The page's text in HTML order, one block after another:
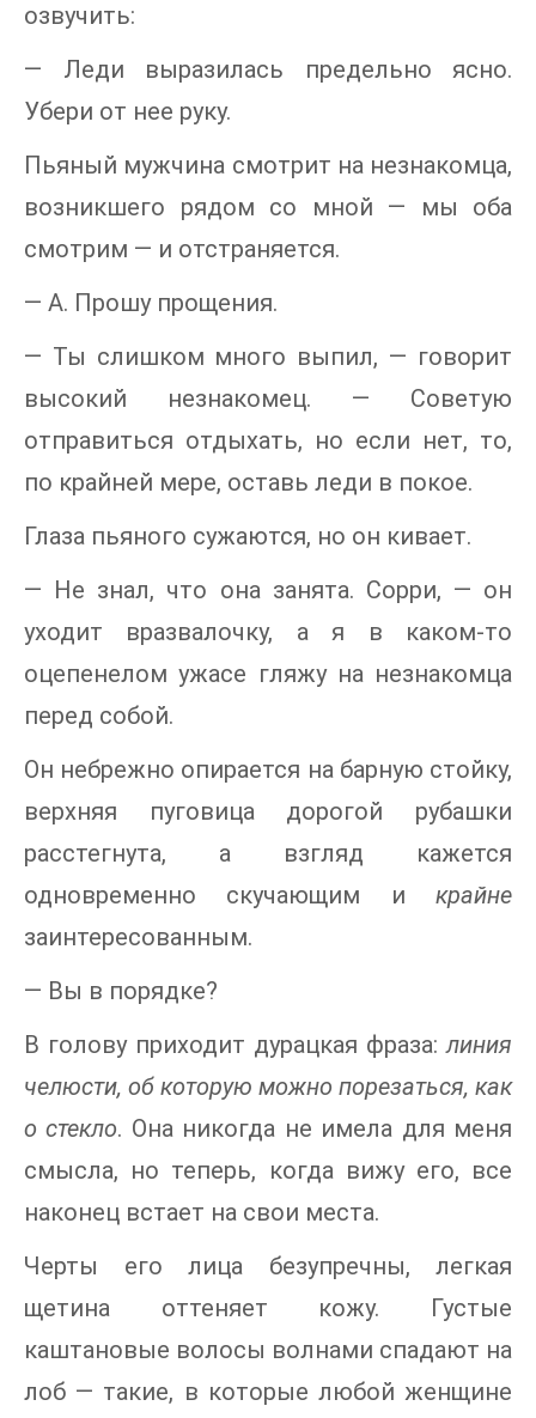
озвучить:
— Леди выразилась предельно ясно.
Убери от нее руку.
Пьяный мужчина смотрит на незнакомца,
возникшего рядом со мной — мы оба
смотрим — и отстраняется.
— А. Прошу прощения.
— Ты слишком много выпил, — говорит
высокий незнакомец. — Советую
отправиться отдыхать, но если нет, то,
по крайней мере, оставь леди в покое.
Глаза пьяного сужаются, но он кивает.
— Не знал, что она занята. Сорри, — он
уходит вразвалочку, а я в каком-то
оцепенелом ужасе гляжу на незнакомца
перед собой.
Он небрежно опирается на барную стойку,
верхняя пуговица дорогой рубашки
расстегнута, а взгляд кажется
одновременно скучающим и крайне
заинтересованным.
— Вы в порядке?
В голову приходит дурацкая фраза:линия
челюсти, об которую можно порезаться, как
о стекло. Она никогда не имела для меня
смысла, но теперь, когда вижу его, все
наконец встает на свои места.
Черты его лица безупречны, легкая
щетина оттеняет кожу. Густые
каштановые волосы волнами спадают на
лоб — такие, в которые любой женщине